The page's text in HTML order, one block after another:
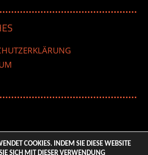
COOKIES. INDEM SIE DIESE WEBSITE
SICH MIT DIESER VERWENDUNG